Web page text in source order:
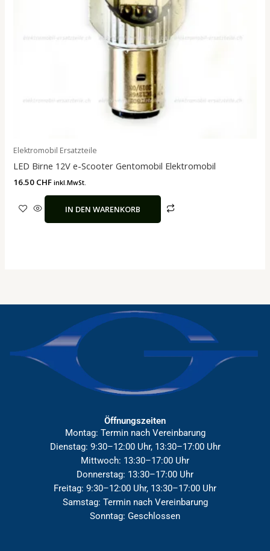
Elektromobil Ersatzteile
LED Birne 12V e-Scooter Gentomobil Elektromobil
16.50 CHF inkl.MwSt.
IN DEN WARENKORB
Öffnungszeiten
Montag: Termin nach Vereinbarung
Dienstag: 9:30–12:00 Uhr, 13:30–17:00 Uhr
Mittwoch: 13:30–17:00 Uhr
Donnerstag: 13:30–17:00 Uhr
Freitag: 9:30–12:00 Uhr, 13:30–17:00 Uhr
Samstag: Termin nach Vereinbarung
Sonntag: Geschlossen